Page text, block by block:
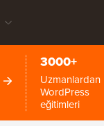
3000+
Uzmanlardan
WordPress
eğitimleri